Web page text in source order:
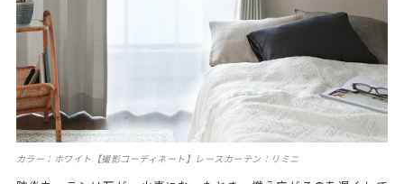
カラー：ホワイト【撮影コーディネート】レースカーテン：リミニ